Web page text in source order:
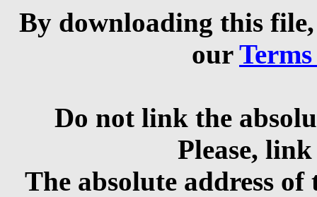
By downloading this
our
Do not link the
Please,
The absolute address